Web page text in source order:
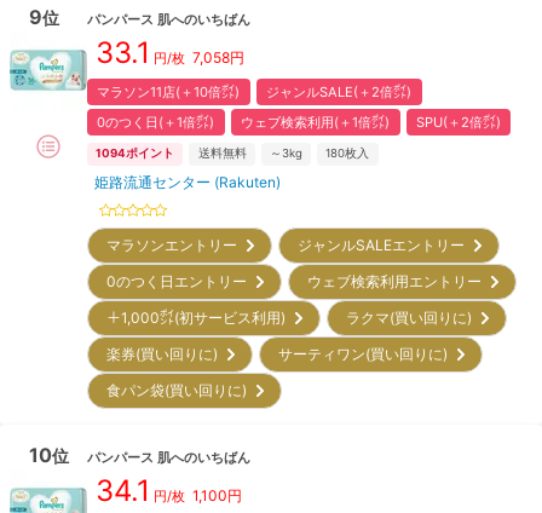
9位 パンパース 肌へのいちばん
33.1 円/枚 7,058円
マラソン11店(＋10倍㌽)
ジャンルSALE(＋2倍㌽)
0のつく日(＋1倍㌽)
ウェブ検索利用(＋1倍㌽) SPU(＋2倍㌽)
1094ポイント 送料無料 ～3kg 180枚入
姫路流通センター (Rakuten)
マラソンエントリー
ジャンルSALEエントリー
0のつく日エントリー
ウェブ検索利用エントリー
＋1,000㌽(初サービス利用)
ラクマ(買い回りに)
楽券(買い回りに)
サーティワン(買い回りに)
食パン袋(買い回りに)
10位 パンパース 肌へのいちばん
34.1 円/枚 1,100円